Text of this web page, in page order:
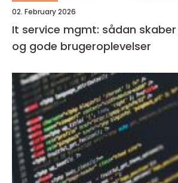
02. February 2026
It service mgmt: sådan
og gode brugeroplevelser